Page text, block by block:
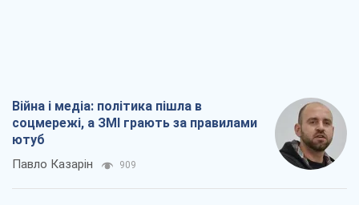
Війна і медіа: політика пішла в
соцмережі, а ЗМІ грають за правилами
ютуб
Павло Казарін 909